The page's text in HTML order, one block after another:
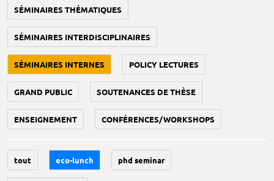
SÉMINAIRES THÉMATIQUES
SÉMINAIRES INTERDISCIPLINAIRES
SÉMINAIRES INTERNES POLICY LECTURES
GRAND PUBLIC SOUTENANCES DE THÈSE
ENSEIGNEMENT CONFÉRENCES/WORKSHOPS
tout eco-lunch phd seminar